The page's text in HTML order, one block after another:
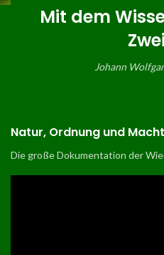
Mit dem
Johann
Natur, Ordnung und Macht
Die große Dokumentation der